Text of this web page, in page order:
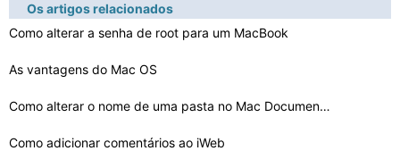
Os artigos relacionados
Como alterar a senha de root para um MacBook
As vantagens do Mac OS
Como alterar o nome de uma pasta no Mac Documentos
Como adicionar comentários ao iWeb